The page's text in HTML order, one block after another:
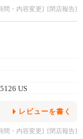
間・内容変更] [閉店報告]
US
レビューを書く
間・内容変更] [閉店報告]